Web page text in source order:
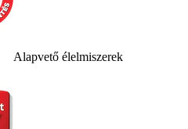
Alapvető élelmiszerek